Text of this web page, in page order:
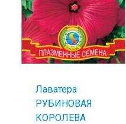
Лаватера
РУБИНОВАЯ
КОРОЛЕВА